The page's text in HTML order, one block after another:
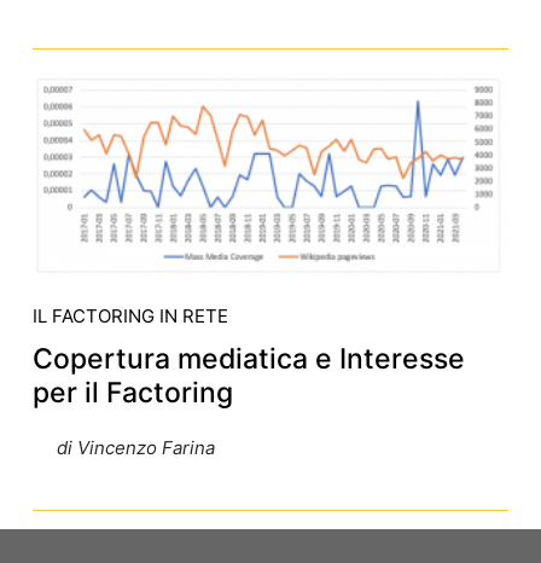
IL FACTORING IN RETE
Copertura mediatica e Interesse
per il Factoring
di Vincenzo Farina